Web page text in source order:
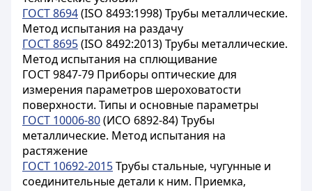
ГОСТ 8694(ISO 8493:1998) Трубы металлические.
Метод испытания на раздачу
ГОСТ 8695(ISO 8492:2013) Трубы металлические.
Метод испытания на сплющивание
ГОСТ 9847-79 Приборы оптические для
измерения параметров шероховатости
поверхности. Типы и основные параметры
ГОСТ 10006-80(ИСО 6892-84) Трубы
металлические. Метод испытания на
растяжение
ГОСТ 10692-2015Трубы стальные, чугунные и
соединительные детали к ним. Приемка,